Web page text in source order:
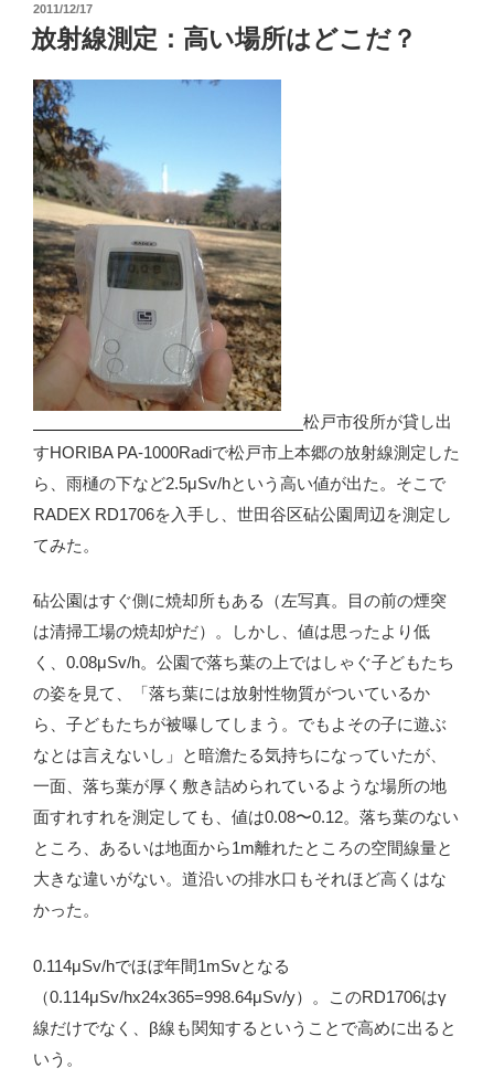
組
み
換
え
作
物
の
危
険
性”
の
投
稿
日:
2011/12/17
放射線測定：高い場所はどこだ？
松戸市役所が貸し出
すHORIBA PA-1000Radiで松戸市上本郷の放射線測定した
ら、雨樋の下など2.5μSv/hという高い値が出た。そこで
RADEX RD1706を入手し、世田谷区砧公園周辺を測定し
てみた。
砧公園はすぐ側に焼却所もある（左写真。目の前の煙突
は清掃工場の焼却炉だ）。しかし、値は思ったより低
く、0.08μSv/h。公園で落ち葉の上ではしゃぐ子どもたち
の姿を見て、「落ち葉には放射性物質がついているか
ら、子どもたちが被曝してしまう。でもよその子に遊ぶ
なとは言えないし」と暗澹たる気持ちになっていたが、
一面、落ち葉が厚く敷き詰められているような場所の地
面すれすれを測定しても、値は0.08〜0.12。落ち葉のない
ところ、あるいは地面から1m離れたところの空間線量と
大きな違いがない。道沿いの排水口もそれほど高くはな
かった。
0.114μSv/hでほぼ年間1mSvとなる
（0.114μSv/hx24x365=998.64μSv/y）。このRD1706はγ
線だけでなく、β線も関知するということで高めに出ると
いう。